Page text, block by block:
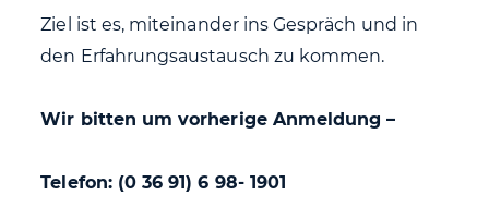
Ziel ist es, miteinander ins Gespräch und in
den Erfahrungsaustausch zu kommen.
Wir bitten um vorherige Anmeldung –
Telefon: (0 36 91) 6 98- 1901